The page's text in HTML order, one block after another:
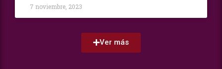
7 noviembre, 2023
Ver más